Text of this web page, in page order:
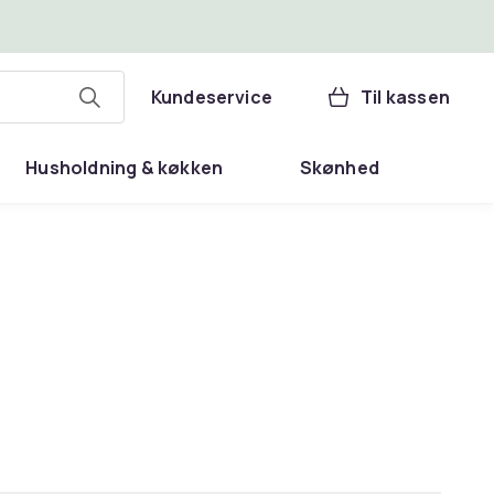
Kundeservice Til kassen
Husholdning & køkken Skønhed